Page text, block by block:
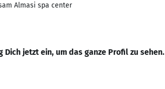
Almasi spa center
Dich jetzt ein, um das ganze Profil zu sehen.